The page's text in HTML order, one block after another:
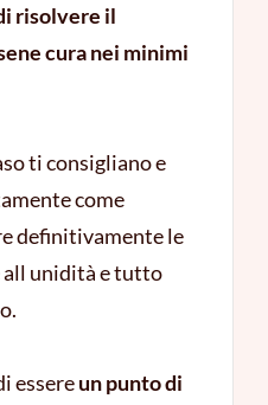
risolvere il
cura nei minimi
ti consigliano e
come
definitivamente le
unidità e tutto
essereun punto di